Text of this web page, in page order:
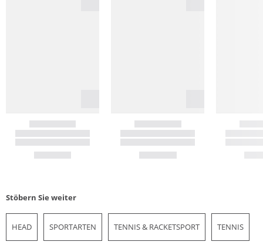
Stöbern Sie weiter
HEAD SPORTARTEN TENNIS & RACKETSPORT TENNIS